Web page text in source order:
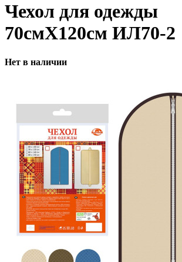
Чехол для одежды
70смХ120см ИЛ70-2
Нет в наличии